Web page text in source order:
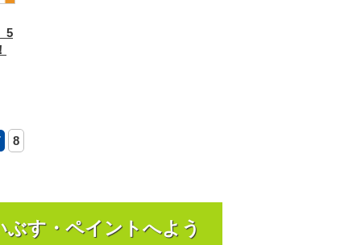
5
8
ぶす・ペイントへよう